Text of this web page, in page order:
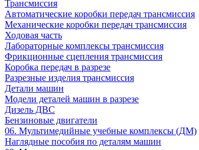
Трансмиссия
Автоматические коробки передач трансмиссия
Механические коробки передач трансмиссия
Ходовая часть
Лабораторные комплексы трансмиссия
Фрикционные сцепления трансмиссия
Коробка передач в разрезе
Разрезные изделия трансмиссия
Детали машин
Модели деталей машин в разрезе
Дизель ДВС
Бензиновые двигатели
06. Мультимедийные учебные комплексы (ДМ)
Наглядные пособия по деталям машин